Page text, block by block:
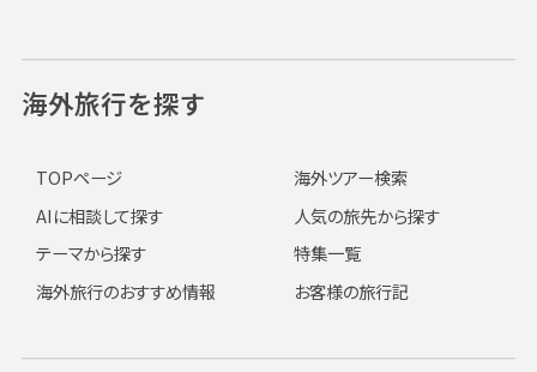
海外旅行を探す
TOPページ
海外ツアー検索
AIに相談して探す
人気の旅先から探す
テーマから探す
特集一覧
海外旅行のおすすめ情報
お客様の旅行記